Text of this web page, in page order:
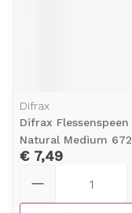
Difrax
Difrax Flessenspeen
Natural Medium 672
€ 7,49